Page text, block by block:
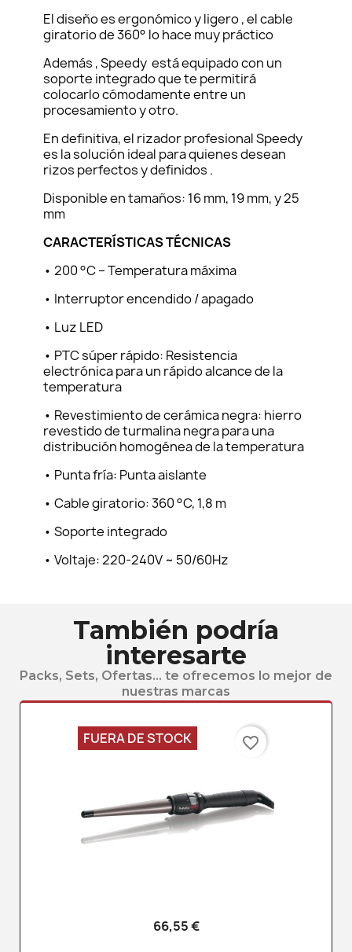
El diseño es ergonómico y ligero , el cable
giratorio de 360° lo hace muy práctico
Además , Speedy está equipado con un
soporte integrado que te permitirá
colocarlo cómodamente entre un
procesamiento y otro.
En definitiva, el rizador profesional Speedy
es la solución ideal para quienes desean
rizos perfectos y definidos .
Disponible en tamaños: 16 mm, 19 mm, y 25
mm
CARACTERÍSTICAS TÉCNICAS
• 200 °C – Temperatura máxima
• Interruptor encendido / apagado
• Luz LED
• PTC súper rápido: Resistencia
electrónica para un rápido alcance de la
temperatura
• Revestimiento de cerámica negra: hierro
revestido de turmalina negra para una
distribución homogénea de la temperatura
• Punta fría: Punta aislante
• Cable giratorio: 360 °C, 1,8 m
• Soporte integrado
• Voltaje: 220-240V ~ 50/60Hz
También podría
interesarte
Packs, Sets, Ofertas... te ofrecemos lo mejor de
nuestras marcas
66,55 €
FUERA DE STOCK favorite_border